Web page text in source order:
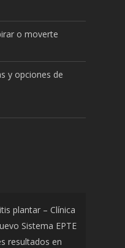
o moverte
y opciones de
plantar – Clínica
Sistema EPTE
resultados en